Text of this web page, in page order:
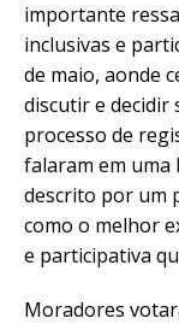
importante
inclusivas e
de maio, aonde
discutir e decidir
processo de
falaram em uma
descrito por um
como o melhor
e participativa
Moradores